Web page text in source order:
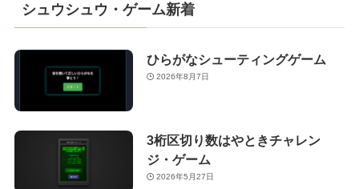
シュウシュウ・ゲーム新着
ひらがなシューティングゲーム
2026年8月7日
3桁区切り数はやときチャレン
ジ・ゲーム
2026年5月27日